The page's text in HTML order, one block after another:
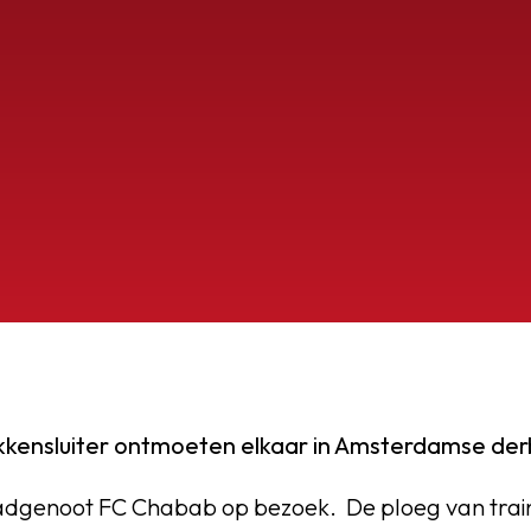
ontmoeten elkaar in Amsterdamse
FC Chabab op bezoek. De ploeg van